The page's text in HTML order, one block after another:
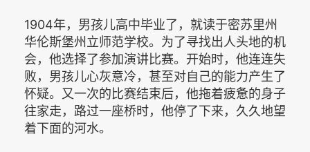
1904年，男孩儿高中毕业了，就读于密苏里州
华伦斯堡州立师范学校。为了寻找出人头地的机
会，他选择了参加演讲比赛。开始时，他连连失
败，男孩儿心灰意冷，甚至对自己的能力产生了
怀疑。又一次的比赛结束后，他拖着疲惫的身子
往家走，路过一座桥时，他停了下来，久久地望
着下面的河水。